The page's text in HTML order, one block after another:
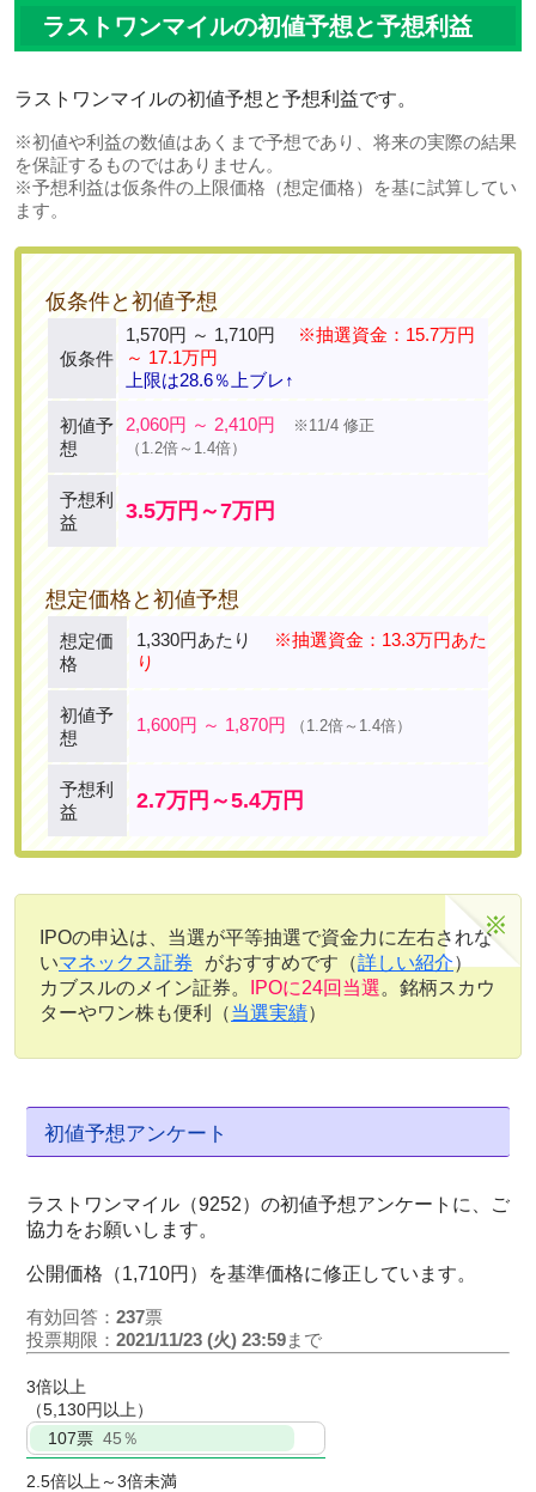
ラストワンマイルの初値予想と予想利益
ラストワンマイルの初値予想と予想利益です。
※初値や利益の数値はあくまで予想であり、将来の実際の結果
を保証するものではありません。
※予想利益は仮条件の上限価格（想定価格）を基に試算してい
ます。
仮条件と初値予想
仮条件
1,570円 ～ 1,710円
※抽選資金：15.7万円
～ 17.1万円
上限は28.6％上ブレ↑
初値予
想
2,060円 ～ 2,410円
※11/4 修正
（1.2倍～1.4倍）
予想利
益
3.5万円～7万円
想定価格と初値予想
想定価
格
1,330円あたり
※抽選資金：13.3万円あた
り
初値予
想
1,600円 ～ 1,870円 （1.2倍～1.4倍）
予想利
益
2.7万円～5.4万円
IPOの申込は、当選が平等抽選で資金力に左右されな
いマネックス証券 がおすすめです（詳しい紹介）
カブスルのメイン証券。
IPOに24回当選。銘柄スカウ
ターやワン株も便利（当選実績）
初値予想アンケート
ラストワンマイル（9252）の初値予想アンケートに、ご
協力をお願いします。
公開価格（1,710円）を基準価格に修正しています。
有効回答： 237票
投票期限： 2021/11/23 (火) 23:59まで
3倍以上
（5,130円以上）
107票 45％
2.5倍以上～3倍未満